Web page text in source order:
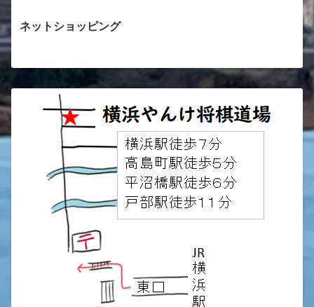
ネットショッピング